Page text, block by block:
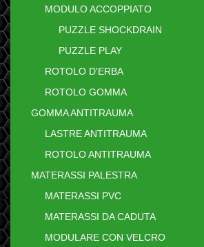
MODULO ACCOPPIATO
PUZZLE SHOCKDRAIN
PUZZLE PLAY
ROTOLO D'ERBA
ROTOLO GOMMA
GOMMA ANTITRAUMA
LASTRE ANTITRAUMA
ROTOLO ANTITRAUMA
MATERASSI PALESTRA
MATERASSI PVC
MATERASSI DA CADUTA
MODULARE CON VELCRO